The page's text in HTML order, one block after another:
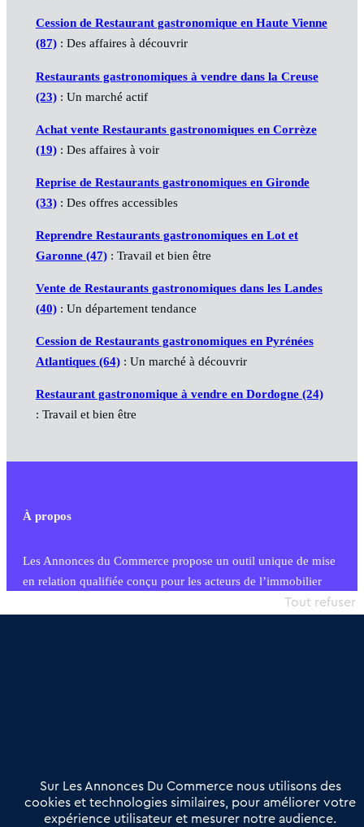
Cession de Restaurant gastronomique en Haute Vienne
(87): Des affaires à découvrir
Restaurants gastronomiques à vendre dans la Creuse
(23): Un marché actif
Achat vente Restaurants gastronomiques en Corrèze
(19): Des affaires à voir
Reprise de Restaurants gastronomiques en Gironde
(33): Des offres accessibles
Reprendre Restaurants gastronomiques en Lot et
Garonne (47): Travail et bien être
Vente de Restaurants gastronomiques dans les Landes
(40): Un département tendance
Cession de Restaurants gastronomiques en Pyrénées
Atlantiques (64): Un marché à découvrir
Restaurant gastronomique à vendre en Dordogne (24)
: Travail et bien être
À propos
Les Annonces du Commerce propose un outil unique de mise
en relation qualifiée conçu pour les acteurs de l’immobilier
commercial et les collectivités territoriales, simple et intégrant
Offres Pro
Actualités
Qui sommes nous ?
Sur Les Annonces Du Commerce nous utilisons des
cookies et technologies similaires, pour améliorer votre
expérience utilisateur et mesurer notre audience.
Tout refuser